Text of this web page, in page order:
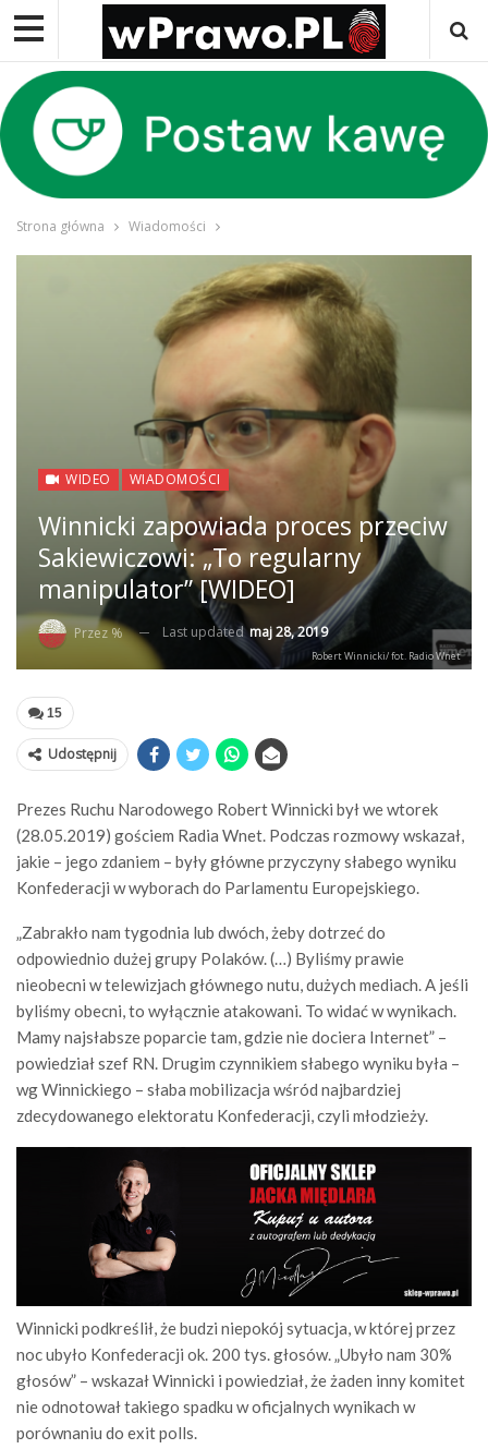
Strona główna Wiadomości
WIDEO WIADOMOŚCI
Winnicki zapowiada proces przeciw
Sakiewiczowi: „To regularny
manipulator” [WIDEO]
Przez % Last updatedmaj 28, 2019
Robert Winnicki/ fot. Radio Wnet
15
Udostępnij
Prezes Ruchu Narodowego Robert Winnicki był we wtorek
(28.05.2019) gościem Radia Wnet. Podczas rozmowy wskazał,
jakie – jego zdaniem – były główne przyczyny słabego wyniku
Konfederacji w wyborach do Parlamentu Europejskiego.
„Zabrakło nam tygodnia lub dwóch, żeby dotrzeć do
odpowiednio dużej grupy Polaków. (…) Byliśmy prawie
nieobecni w telewizjach głównego nutu, dużych mediach. A jeśli
byliśmy obecni, to wyłącznie atakowani. To widać w wynikach.
Mamy najsłabsze poparcie tam, gdzie nie dociera Internet” –
powiedział szef RN. Drugim czynnikiem słabego wyniku była –
wg Winnickiego – słaba mobilizacja wśród najbardziej
zdecydowanego elektoratu Konfederacji, czyli młodzieży.
Winnicki podkreślił, że budzi niepokój sytuacja, w której przez
noc ubyło Konfederacji ok. 200 tys. głosów. „Ubyło nam 30%
głosów” – wskazał Winnicki i powiedział, że żaden inny komitet
nie odnotował takiego spadku w oficjalnych wynikach w
porównaniu do exit polls.